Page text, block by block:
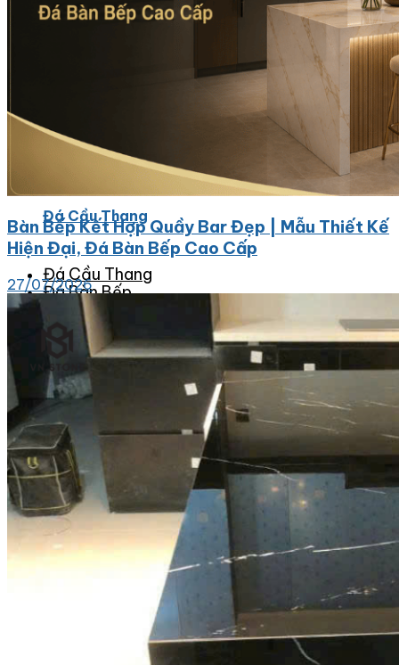
Đá Quartz Alpilus
Đá Nhân Tạo
Đá Cầu Thang
Đá Cầu Thang
Đá Bàn Bếp
Đá Bàn Bếp
Đá Lát Nền
Đá Bàn Bếp Cao Cấp
Đá Ốp
Đá Ốp Bếp
Đá Ốp Mặt Tiền
Đá Ốp Mộ
Đá Ốp Thang Máy
Đá Ốp Bàn Bếp Nhân Tạo
Đá Ốp Bếp Tự Nhiên
Tranh đá
Tranh Đá Granite Đối Xứng
Tranh Đá Marble Đối Xứng
Tranh Đá Sơn Thủy Xuyên Sáng
Tranh Đá Thạch Anh Đối Xứng
Tranh Đá Xuyên Sáng Onyx
Vách Tivi ỐP Đá Cao Cấp
Bàn Bếp Kết Hợp Quầy Bar Đẹp | Mẫu Thiết Kế
Hiện Đại, Đá Bàn Bếp Cao Cấp
27/07/2026